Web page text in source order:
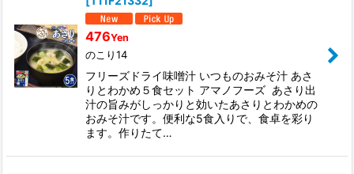
476Yen
のこり14
フリーズドライ味噌汁 いつものおみそ汁 あさ
りとわかめ５食セット アマノフーズ あさり出
汁の旨みがしっかりと効いたあさりとわかめの
おみそ汁です。便利な5食入りで、食卓を彩り
ます。作りたて…